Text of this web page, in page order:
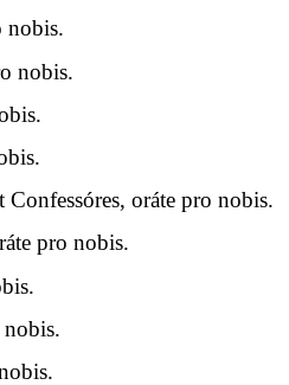
nobis.
nobis.
Confessóres, oráte pro nobis.
pro nobis.
nobis.